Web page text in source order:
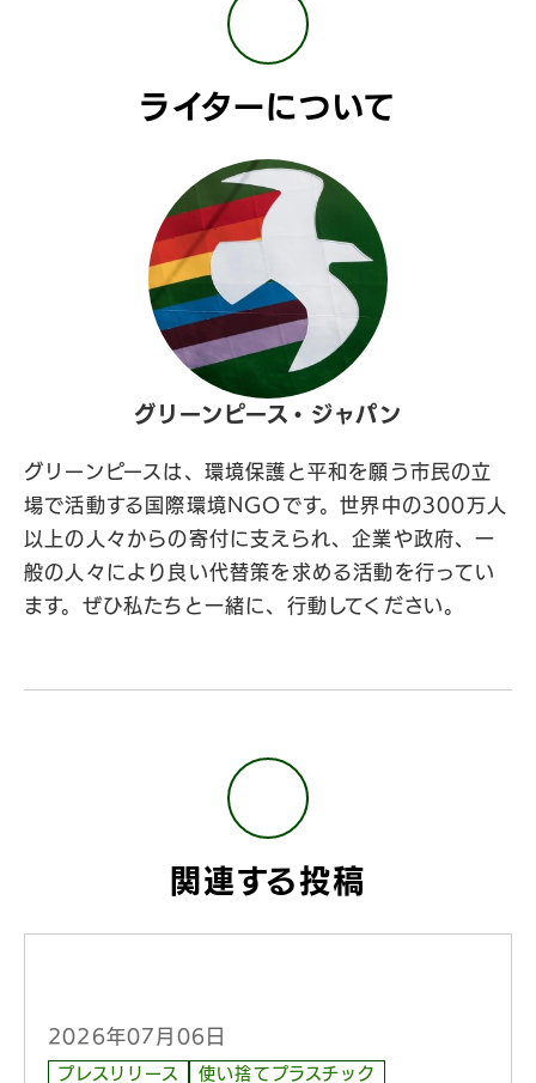
ライターについて
グリーンピース・ジャパン
グリーンピースは、環境保護と平和を願う市民の立
場で活動する国際環境NGOです。世界中の300万人
以上の人々からの寄付に支えられ、企業や政府、一
般の人々により良い代替策を求める活動を行ってい
ます。ぜひ私たちと一緒に、行動してください。
関連する投稿
2026年07月06日
プレスリリース
使い捨てプラスチック